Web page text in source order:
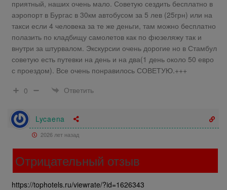
приятный, наших очень мало. Советую сездить бесплатно в
аэропорт в Бургас в 30км автобусом за 5 лев (25грн) или на
такси если 4 человека за те же деньги, там можно бесплатно
полазить по кладбищу самолетов как по фюзеляжу так и
внутри за штурвалом. Экскурсии очень дорогие но в Стамбул
советую есть путевки на день и на два(1 день около 50 евро
с проездом). Все очень понравилось СОВЕТУЮ.+++
0
Ответить
Lycaena
2026 лет назад
Отрицательный отзыв
https://tophotels.ru/viewrate/?id=1626343